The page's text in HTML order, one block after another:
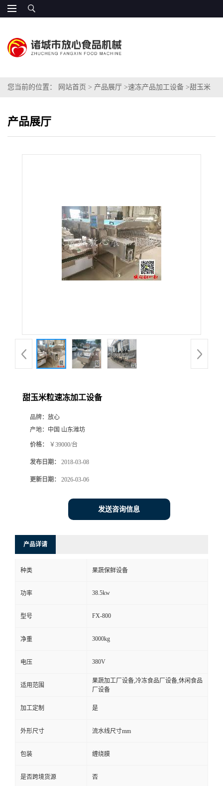
您当前的位置： 网站首页 > 产品展厅 >速冻产品加工设备 >甜玉米
产品展厅
甜玉米粒速冻加工设备
品牌： 放心
产地： 中国 山东潍坊
价格： ￥39000/台
发布日期： 2018-03-08
更新日期： 2026-03-06
发送咨询信息
产品详请
种类 果蔬保鲜设备
功率 38.5kw
型号 FX-800
净重 3000kg
电压 380V
适用范围
果蔬加工厂设备,冷冻食品厂设备,休闲食品
厂设备
加工定制 是
外形尺寸 流水线尺寸mm
包装 缠绕膜
是否跨境货源 否